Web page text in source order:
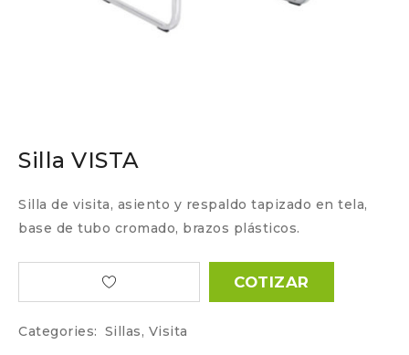
Silla VISTA
Silla de visita, asiento y respaldo tapizado en tela,
base de tubo cromado, brazos plásticos.
COTIZAR
Categories: Sillas, Visita